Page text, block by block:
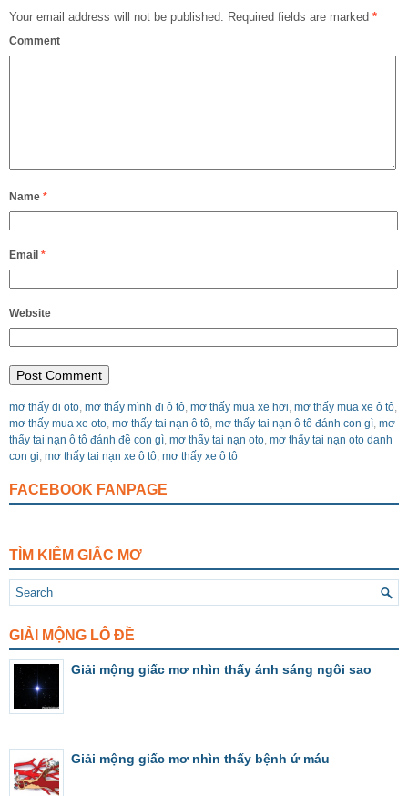
Your email address will not be published. Required fields are marked *
Comment
Name *
Email *
Website
mơ thấy di oto, mơ thấy mình đi ô tô, mơ thấy mua xe hơi, mơ thấy mua xe ô tô,
mơ thấy mua xe oto, mơ thấy tai nạn ô tô, mơ thấy tai nạn ô tô đánh con gì, mơ
thấy tai nạn ô tô đánh đề con gì, mơ thấy tai nạn oto, mơ thấy tai nạn oto danh
con gi, mơ thấy tai nạn xe ô tô, mơ thấy xe ô tô
FACEBOOK FANPAGE
TÌM KIẾM GIẤC MƠ
GIẢI MỘNG LÔ ĐỀ
Giải mộng giấc mơ nhìn thấy ánh sáng ngôi sao
Giải mộng giấc mơ nhìn thấy bệnh ứ máu